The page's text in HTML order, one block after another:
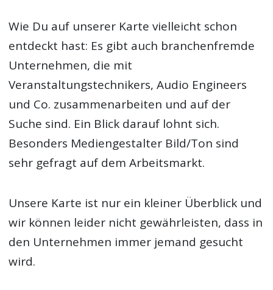
Wie Du auf unserer Karte vielleicht schon
entdeckt hast: Es gibt auch branchenfremde
Unternehmen, die mit
Veranstaltungstechnikers, Audio Engineers
und Co. zusammenarbeiten und auf der
Suche sind. Ein Blick darauf lohnt sich.
Besonders Mediengestalter Bild/Ton sind
sehr gefragt auf dem Arbeitsmarkt.
Unsere Karte ist nur ein kleiner Überblick und
wir können leider nicht gewährleisten, dass in
den Unternehmen immer jemand gesucht
wird.